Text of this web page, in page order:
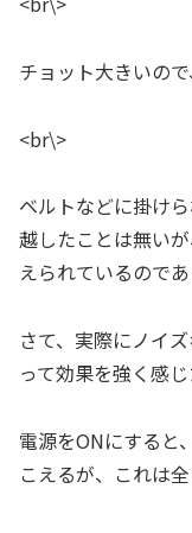
チョット大きいの
<br\>
ベルトなどに掛け
越したことは無い
えられているのであ
さて、実際にノイ
って効果を強く感
電源をONにすると
こえるが、これは